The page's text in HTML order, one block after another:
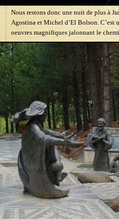
Nous restons donc une nuit de plus à
Agostina et Michel d’El Bolson. C’est
oeuvres magnifiques jalonnant le